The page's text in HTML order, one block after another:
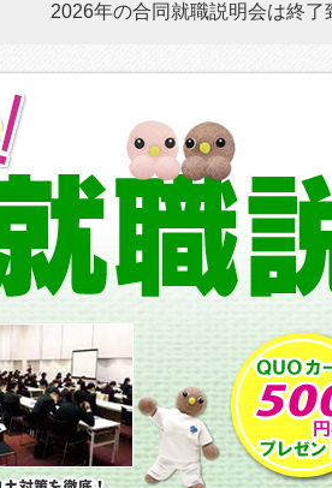
2026年の合同就職説明会は終了